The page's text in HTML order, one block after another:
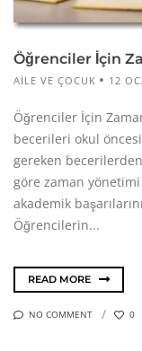
Öğrenciler İçin
AILE VE ÇOCUK 12
Öğrenciler İçin
becerileri okul
gereken
göre zaman
akademik
Öğrencilerin...
READ MORE
NO COMMENT 0